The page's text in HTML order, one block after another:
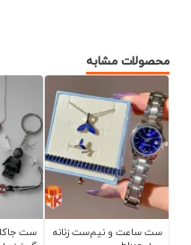
محصولات مشابه
دستبند و
ست ساعت و دستبند زنانه